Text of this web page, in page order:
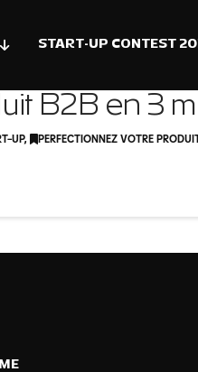
START-UP CONTEST
B2B en 3
UP, PERFECTIONNEZ VOTRE